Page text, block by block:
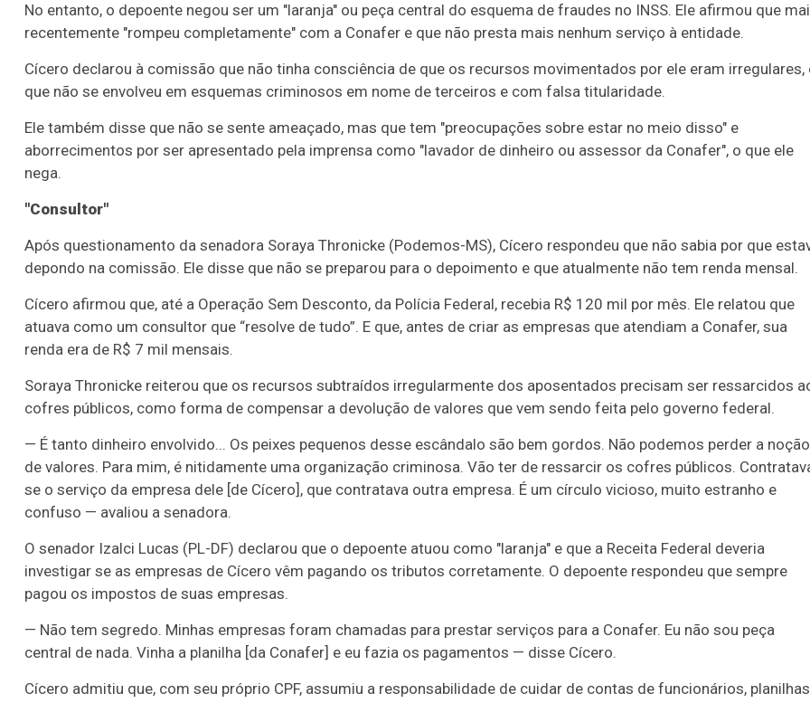
No entanto, o depoente negou ser um "laranja" ou peça central do esquema de fraudes no INSS. Ele afirmou que
recentemente "rompeu completamente" com a Conafer e que não presta mais nenhum serviço à entidade.
Cícero declarou à comissão que não tinha consciência de que os recursos movimentados por ele eram irregulares,
que não se envolveu em esquemas criminosos em nome de terceiros e com falsa titularidade.
Ele também disse que não se sente ameaçado, mas que tem "preocupações sobre estar no meio disso" e
aborrecimentos por ser apresentado pela imprensa como "lavador de dinheiro ou assessor da Conafer", o que ele
nega.
"Consultor"
Após questionamento da senadora Soraya Thronicke (Podemos-MS), Cícero respondeu que não sabia por que
depondo na comissão. Ele disse que não se preparou para o depoimento e que atualmente não tem renda mensal.
Cícero afirmou que, até a Operação Sem Desconto, da Polícia Federal, recebia R$ 120 mil por mês. Ele relatou que
atuava como um consultor que “resolve de tudo”. E que, antes de criar as empresas que atendiam a Conafer, sua
renda era de R$ 7 mil mensais.
Soraya Thronicke reiterou que os recursos subtraídos irregularmente dos aposentados precisam ser ressarcidos
cofres públicos, como forma de compensar a devolução de valores que vem sendo feita pelo governo federal.
— É tanto dinheiro envolvido... Os peixes pequenos desse escândalo são bem gordos. Não podemos perder a noção
de valores. Para mim, é nitidamente uma organização criminosa. Vão ter de ressarcir os cofres públicos.
se o serviço da empresa dele [de Cícero], que contratava outra empresa. É um círculo vicioso, muito estranho e
confuso — avaliou a senadora.
O senador Izalci Lucas (PL-DF) declarou que o depoente atuou como "laranja" e que a Receita Federal deveria
investigar se as empresas de Cícero vêm pagando os tributos corretamente. O depoente respondeu que sempre
pagou os impostos de suas empresas.
— Não tem segredo. Minhas empresas foram chamadas para prestar serviços para a Conafer. Eu não sou peça
central de nada. Vinha a planilha [da Conafer] e eu fazia os pagamentos — disse Cícero.
Cícero admitiu que, com seu próprio CPF, assumiu a responsabilidade de cuidar de contas de funcionários, planilhas